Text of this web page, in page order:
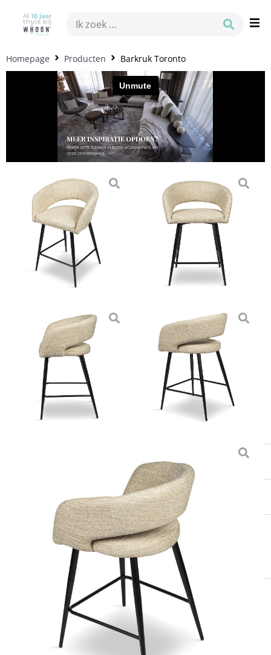
Homepage Producten Barkruk Toronto